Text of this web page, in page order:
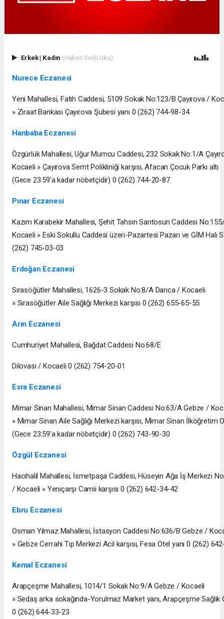
Erkek| Kadın (Haberi Sesli Oku)
Nurece Eczanesi
Yeni Mahallesi, Fatih Caddesi, 5109 Sokak No:123/B Çayırova /
» Ziraat Bankası Çayırova Şubesi yanı 0 (262) 744-98-34
Hanbaba Eczanesi
Özgürlük Mahallesi, Uğur Mumcu Caddesi, 232 Sokak No:1/A
Kocaeli » Çayırova Semt Polikliniği karşısı, Afacan Çocuk Parkı altı
(Gece 23:59'a kadar nöbetçidir) 0 (262) 744-20-87
Pınar Eczanesi
Kazım Karabekir Mahallesi, Şehit Tahsin Sarıtosun Caddesi
Kocaeli » Eski Sokullu Caddesi üzeri-Pazartesi Pazarı ve GİM Halı
(262) 745-03-03
Erdoğan Eczanesi
Sırasöğütler Mahallesi, 1626-3 Sokak No:8/A Darıca / Kocaeli
» Sırasöğütler Aile Sağlığı Merkezi karşısı 0 (262) 655-65-55
Arın Eczanesi
Cumhuriyet Mahallesi, Bağdat Caddesi No:68/E
Dilovası / Kocaeli 0 (262) 754-20-01
Esra Eczanesi
Mimar Sinan Mahallesi, Mimar Sinan Caddesi No:63/A Gebze /
» Mimar Sinan Aile Sağlığı Merkezi karşısı, Mimar Sinan İlköğretim
(Gece 23:59'a kadar nöbetçidir) 0 (262) 743-90-30
Özgül Eczanesi
Hacıhalil Mahallesi, İsmetpaşa Caddesi, Hüseyin Ağa İş Merkezi
/ Kocaeli » Yeniçarşı Camii karşısı 0 (262) 642-34-42
Ebru Eczanesi
Osman Yılmaz Mahallesi, İstasyon Caddesi No:636/B Gebze /
» Gebze Cerrahi Tıp Merkezi Acil karşısı, Fesa Otel yanı 0 (262)
Kemal Eczanesi
Arapçeşme Mahallesi, 1014/1 Sokak No:9/A Gebze / Kocaeli
» Sedaş arka sokağında-Yorulmaz Market yanı, Arapçeşme Sağlık
0 (262) 644-33-23